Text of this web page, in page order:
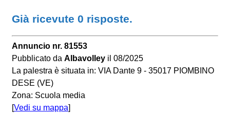
Già ricevute 0 risposte.
Annuncio nr. 81553
Pubblicato da Albavolley il 08/2025
La palestra è situata in: VIA Dante 9 - 35017 PIOMBINO
DESE (VE)
Zona: Scuola media
[Vedi su mappa]